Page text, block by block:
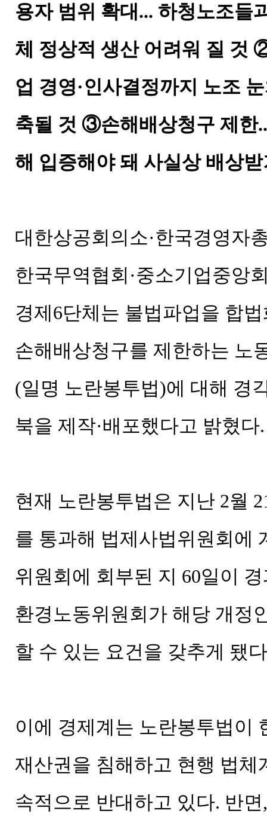
용자 범위 확대... 하청노조들
체 정상적 생산 어려워 질 것
업 경영·인사결정까지 노조
축될 것 ③손해배상청구 제한
해 입증해야 돼 사실상 배상
대한상공회의소·한국경영자
한국무역협회·중소기업중앙
경제6단체는 불법파업을 합
손해배상청구를 제한하는 노
(일명 노란봉투법)에 대해 경
북을 제작·배포했다고 밝혔다.
현재 노란봉투법은 지난 2월
를 통과해 법제사법위원회에
위원회에 회부된 지 60일이
환경노동위원회가 해당 개정
할 수 있는 요건을 갖추게 됐
이에 경제계는 노란봉투법이
재산권을 침해하고 현행 법
속적으로 반대하고 있다. 반